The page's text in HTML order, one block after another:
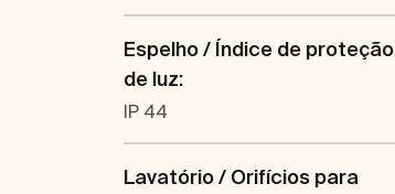
Espelho / Índice de proteção
de luz:
IP 44
Lavatório / Orifícios para